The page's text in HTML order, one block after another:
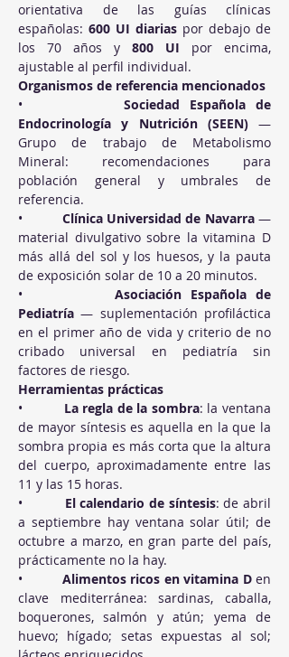
orientativa de las guías clínicas
españolas: 600 UI diarias por debajo de
los 70 años y 800 UI por encima,
ajustable al perfil individual.
Organismos de referencia mencionados
• Sociedad Española de
Endocrinología y Nutrición (SEEN) —
Grupo de trabajo de Metabolismo
Mineral: recomendaciones para
población general y umbrales de
referencia.
• Clínica Universidad de Navarra —
material divulgativo sobre la vitamina D
más allá del sol y los huesos, y la pauta
de exposición solar de 10 a 20 minutos.
• Asociación Española de
Pediatría — suplementación profiláctica
en el primer año de vida y criterio de no
cribado universal en pediatría sin
factores de riesgo.
Herramientas prácticas
• La regla de la sombra: la ventana
de mayor síntesis es aquella en la que la
sombra propia es más corta que la altura
del cuerpo, aproximadamente entre las
11 y las 15 horas.
• El calendario de síntesis: de abril
a septiembre hay ventana solar útil; de
octubre a marzo, en gran parte del país,
prácticamente no la hay.
• Alimentos ricos en vitamina D en
clave mediterránea: sardinas, caballa,
boquerones, salmón y atún; yema de
huevo; hígado; setas expuestas al sol;